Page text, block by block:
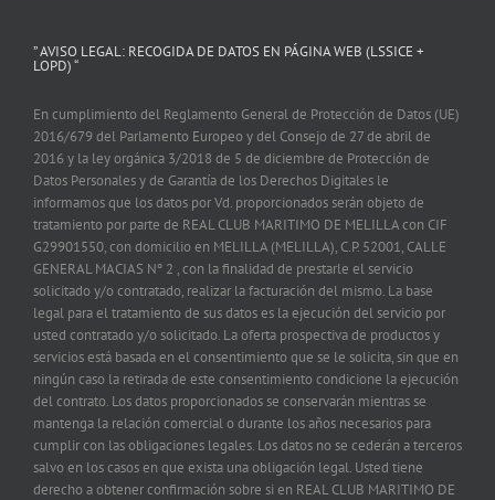
” AVISO LEGAL: RECOGIDA DE DATOS EN PÁGINA WEB (LSSICE +
LOPD) “
En cumplimiento del Reglamento General de Protección de Datos (UE)
2016/679 del Parlamento Europeo y del Consejo de 27 de abril de
2016 y la ley orgánica 3/2018 de 5 de diciembre de Protección de
Datos Personales y de Garantía de los Derechos Digitales le
informamos que los datos por Vd. proporcionados serán objeto de
tratamiento por parte de REAL CLUB MARITIMO DE MELILLA con CIF
G29901550, con domicilio en MELILLA (MELILLA), C.P. 52001, CALLE
GENERAL MACIAS Nº 2 , con la finalidad de prestarle el servicio
solicitado y/o contratado, realizar la facturación del mismo. La base
legal para el tratamiento de sus datos es la ejecución del servicio por
usted contratado y/o solicitado. La oferta prospectiva de productos y
servicios está basada en el consentimiento que se le solicita, sin que en
ningún caso la retirada de este consentimiento condicione la ejecución
del contrato. Los datos proporcionados se conservarán mientras se
mantenga la relación comercial o durante los años necesarios para
cumplir con las obligaciones legales. Los datos no se cederán a terceros
salvo en los casos en que exista una obligación legal. Usted tiene
derecho a obtener confirmación sobre si en REAL CLUB MARITIMO DE